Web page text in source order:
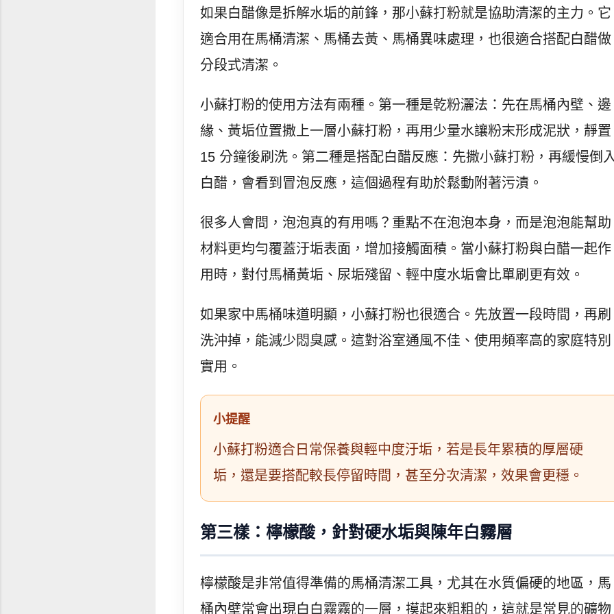
如果白醋像是拆解水垢的前鋒，那小蘇打粉就是協助清潔的主力。它
適合用在馬桶清潔、馬桶去黃、馬桶異味處理，也很適合搭配白醋做
分段式清潔。
小蘇打粉的使用方法有兩種。第一種是乾粉灑法：先在馬桶內壁、邊
緣、黃垢位置撒上一層小蘇打粉，再用少量水讓粉末形成泥狀，靜置
15 分鐘後刷洗。第二種是搭配白醋反應：先撒小蘇打粉，再緩慢倒
白醋，會看到冒泡反應，這個過程有助於鬆動附著污漬。
很多人會問，泡泡真的有用嗎？重點不在泡泡本身，而是泡泡能幫助
材料更均勻覆蓋汙垢表面，增加接觸面積。當小蘇打粉與白醋一起作
用時，對付馬桶黃垢、尿垢殘留、輕中度水垢會比單刷更有效。
如果家中馬桶味道明顯，小蘇打粉也很適合。先放置一段時間，再刷
洗沖掉，能減少悶臭感。這對浴室通風不佳、使用頻率高的家庭特別
實用。
小提醒
小蘇打粉適合日常保養與輕中度汙垢，若是長年累積的厚層硬
垢，還是要搭配較長停留時間，甚至分次清潔，效果會更穩。
第三樣：檸檬酸，針對硬水垢與陳年白霧層
檸檬酸是非常值得準備的馬桶清潔工具，尤其在水質偏硬的地區，馬
桶內壁常會出現白白霧霧的一層，摸起來粗粗的，這就是常見的礦物